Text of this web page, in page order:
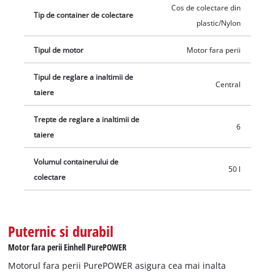
simultana a doi acumulatori. Masina de tuns iarba este
recomandata pentru suprafete de gazon de pana la 500 m².
Tip de container de colectare
Cos de colectare din
plastic/Nylon
Tipul de motor Motor fara perii
Tipul de reglare a inaltimii de
taiere
Central
Trepte de reglare a inaltimii de
taiere
6
Volumul containerului de
colectare
50 l
Puternic si durabil
Motor fara perii Einhell PurePOWER
Motorul fara perii PurePOWER asigura cea mai inalta